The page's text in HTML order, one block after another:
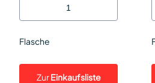
Flasche
ZurEinkaufsliste